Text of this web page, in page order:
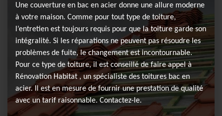
Une couverture en bac en acier donne une allure moderne
à votre maison. Comme pour tout type de toiture,
l’entretien est toujours requis pour que la toiture garde son
intégralité. Si les réparations ne peuvent pas résoudre les
problèmes de fuite, le changement est incontournable.
Pour ce type de toiture, il est conseillé de faire appel à
Rénovation Habitat , un spécialiste des toitures bac en
acier. Il est en mesure de fournir une prestation de qualité
avec un tarif raisonnable. Contactez-le.